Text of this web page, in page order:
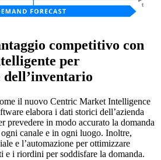
competitivo con
per
dell’inventario
il nuovo Centric Market Intelligence
elabora i dati storici dell’azienda
prevedere in modo accurato la domanda
canale e in ogni luogo. Inoltre,
e l’automazione per ottimizzare
e i riordini per soddisfare la domanda.